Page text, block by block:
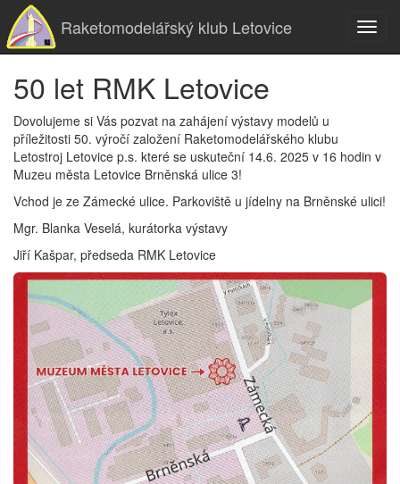
Raketomodelářský klub Letovice
50 let RMK Letovice
Dovolujeme si Vás pozvat na zahájení výstavy modelů u
příležitosti 50. výročí založení Raketomodelářského klubu
Letostroj Letovice p.s. které se uskuteční 14.6. 2025 v 16 hodin v
Muzeu města Letovice Brněnská ulice 3!
Vchod je ze Zámecké ulice. Parkoviště u jídelny na Brněnské ulici!
Mgr. Blanka Veselá, kurátorka výstavy
Jiří Kašpar, předseda RMK Letovice